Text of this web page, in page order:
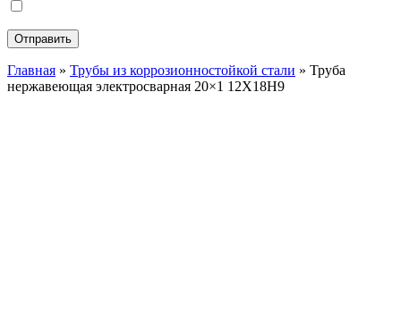
Главная » Трубы из коррозионностойкой стали » Труба
нержавеющая электросварная 20×1 12Х18Н9